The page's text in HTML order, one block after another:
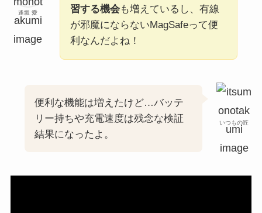
逢坂 愛
習する機会も増えているし、有線
が邪魔にならないMagSafeって便
利なんだよね！
いつもの匠
便利な機能は増えたけど…バッテ
リー持ちや充電速度は残念な検証
結果になったよ。